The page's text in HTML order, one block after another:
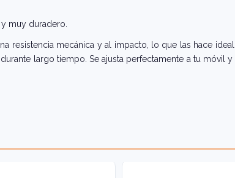
muy duradero.
resistencia mecánica y al impacto, lo que las hace
largo tiempo. Se ajusta perfectamente a tu móvil